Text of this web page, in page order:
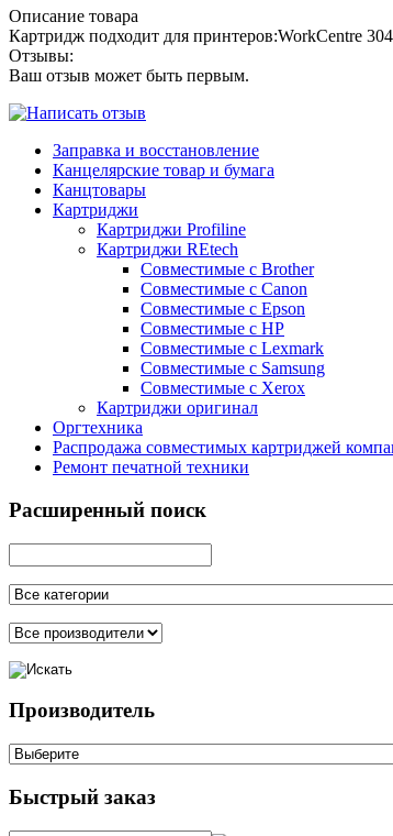
Описание товара
Картридж подходит для принтеров:WorkCentre
Отзывы:
Ваш отзыв может быть первым.
Заправка и восстановление
Канцелярские товар и бумага
Канцтовары
Картриджи
Картриджи Profiline
Картриджи REtech
Совместимые с Brother
Совместимые с Canon
Совместимые с Epson
Совместимые с HP
Совместимые с Lexmark
Совместимые с Samsung
Совместимые с Xerox
Картриджи оригинал
Оргтехника
Распродажа совместимых картриджей
Ремонт печатной техники
Расширенный поиск
Производитель
Быстрый заказ